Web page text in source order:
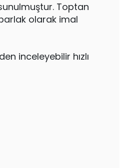
Toptan
olarak imal
inceleyebilir hızlı